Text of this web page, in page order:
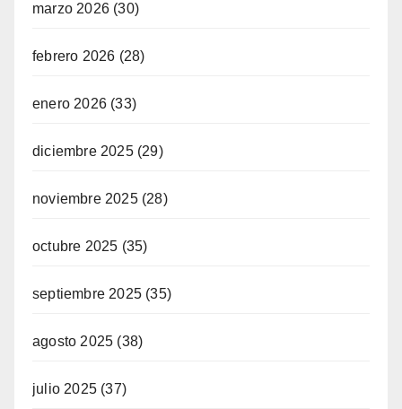
marzo 2026 (30)
febrero 2026 (28)
enero 2026 (33)
diciembre 2025(29)
noviembre 2025(28)
octubre 2025 (35)
septiembre 2025 (35)
agosto 2025 (38)
julio 2025 (37)